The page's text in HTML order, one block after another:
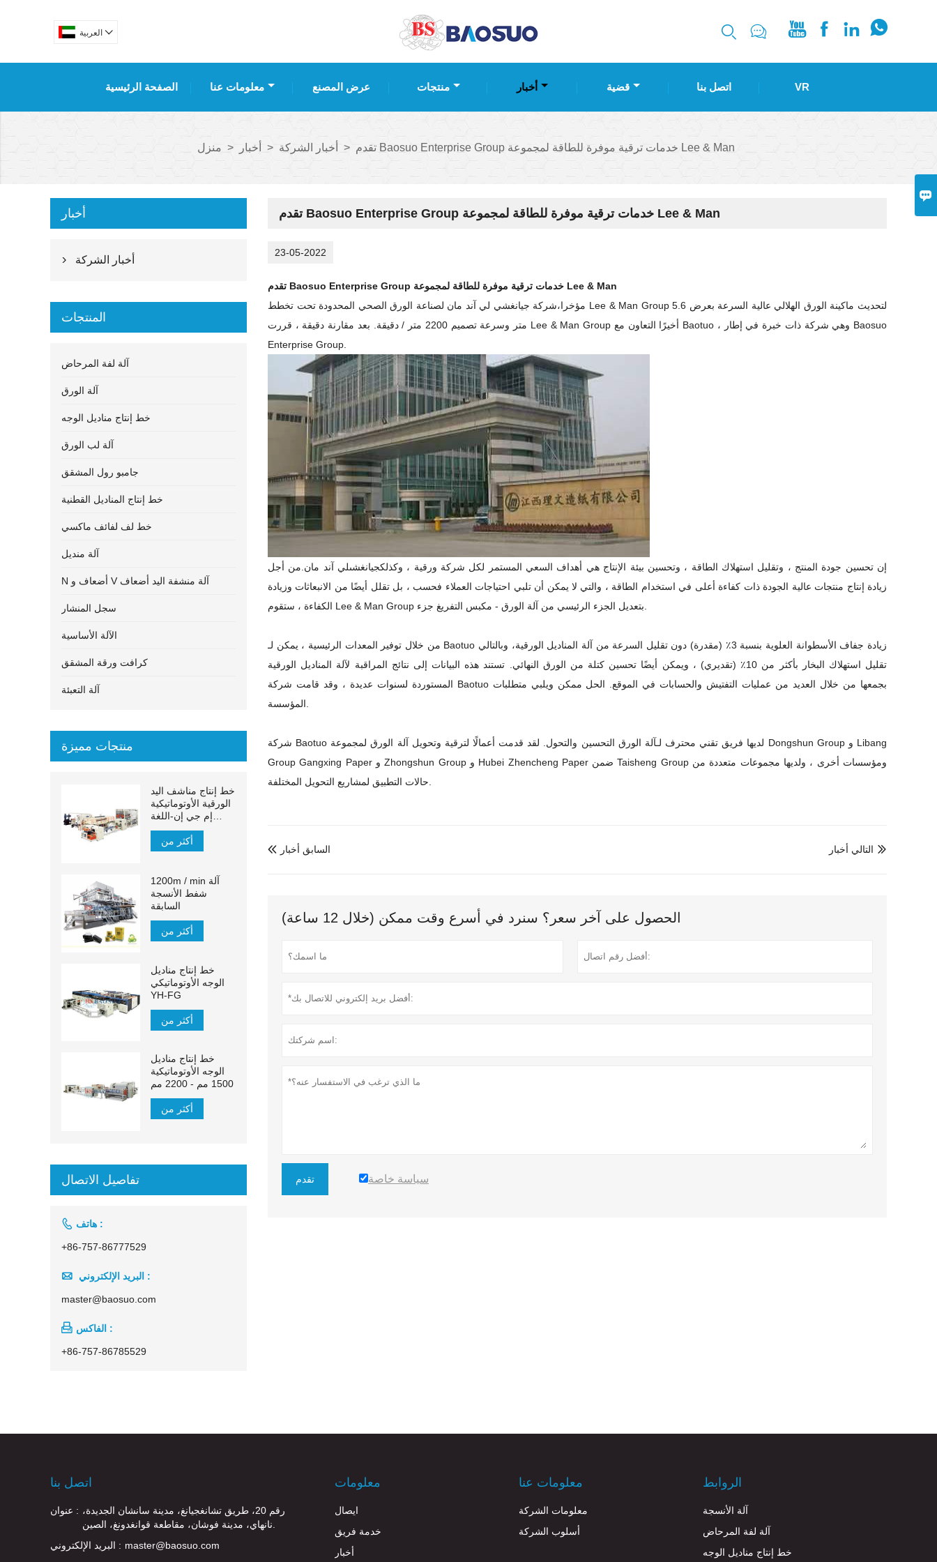

العربية       
الصفحة الرئيسية معلومات عنا عرض المصنع منتجات أخبار قضية اتصل بنا VR
منزل > أخبار > أخبار الشركة > تقدم Baosuo Enterprise Group خدمات ترقية موفرة للطاقة لمجموعة Lee & Man
تقدم Baosuo Enterprise Group خدمات ترقية موفرة للطاقة لمجموعة Lee & Man
23-05-2022
تقدم Baosuo Enterprise Group خدمات ترقية موفرة للطاقة لمجموعة Lee & Man
مؤخرا،شركة جيانغشي لي آند مان لصناعة الورق الصحي المحدودة تحت تخطط Lee & Man Group لتحديث ماكينة الورق الهلالي عالية السرعة بعرض 5.6
متر وسرعة تصميم 2200 متر / دقيقة. بعد مقارنة دقيقة ، قررت Lee & Man Group أخيرًا التعاون مع Baotuo ، وهي شركة ذات خبرة في إطار Baosuo
Enterprise Group.
إن تحسين جودة المنتج ، وتقليل استهلاك الطاقة ، وتحسين بيئة الإنتاج هي أهداف السعي المستمر لكل شركة ورقية ، وكذلكجيانغشىلي آند مان من أجل
زيادة إنتاج منتجات عالية الجودة ذات كفاءة أعلى في استخدام الطاقة ، والتي لا يمكن أن تلبي احتياجات العملاء فحسب ، بل تقلل أيضًا من الانبعاثات وزيادة
من خلال توفير المعدات الرئيسية ، يمكن لـ Baotuo زيادة جفاف الأسطوانة العلوية بنسبة 3٪ (مقدرة) دون تقليل السرعة من آلة المناديل الورقية، وبالتالي
تقليل استهلاك البخار بأكثر من 10٪ (تقديري) ، ويمكن أيضًا تحسين
كتلة من الورق النهائي. تستند هذه البيانات إلى نتائج المراقبة لآلة المناديل الورقية
المستوردة لسنوات عديدة ، وقد قامت شركة Baotuo بجمعها من خلال العديد من عمليات التفتيش والحسابات في الموقع. الحل ممكن ويلبي متطلبات
شركة Baotuo لديها فريق تقني محترف لـآلة الورق التحسين والتحول . لقد قدمت أعمالًا لترقية وتحويل آلة الورق لمجموعة Dongshun Group و Libang
Group Gangxing Paper و Zhongshun Group و Hubei Zhencheng Paper ضمن Taisheng Group ومؤسسات أخرى ، ولديها مجموعات متعددة من
 السابق أخبار  التالي أخبار
الحصول على آخر سعر؟ سنرد في أسرع وقت ممكن (خلال 12 ساعة)
تقدم سياسة خاصة
أخبار
 أخبار الشركة
المنتجات
آلة لفة المرحاض
آلة الورق
خط إنتاج مناديل الوجه
آلة لب الورق
جامبو رول المشقق
خط إنتاج المناديل القطنية
خط لف لفائف ماكسي
آلة منديل
N أضعاف و V آلة منشفة اليد أضعاف
سجل المنشار
الآلة الأساسية
كرافت ورقة المشقق
آلة التعبئة
منتجات مميزة
خط إنتاج مناشف اليد
الورقية الأوتوماتيكية
إم جي إن-اللغة
الإنجليزية:
أكثر من
1200m / min آلة
شفط الأنسجة
السابقة
أكثر من
خط إنتاج مناديل
الوجه الأوتوماتيكي
YH-FG
أكثر من
خط إنتاج مناديل
الوجه الأوتوماتيكية
1500 مم - 2200 مم
أكثر من
تفاصيل الاتصال
 هاتف :
+86-757-86777529
 البريد الإلكتروني :
master@baosuo.com
 الفاكس :
+86-757-86785529
اتصل بنا
عنوان : رقم 20، طريق تشانغجيانغ، مدينة سانشان الجديدة،
البريد الإلكتروني : master@baosuo.com
معلومات
ايصال
خدمة فريق
أخبار
معلومات عنا
معلومات الشركة
أسلوب الشركة
الروابط
آلة الأنسجة
آلة لفة المرحاض
خط إنتاج مناديل الوجه